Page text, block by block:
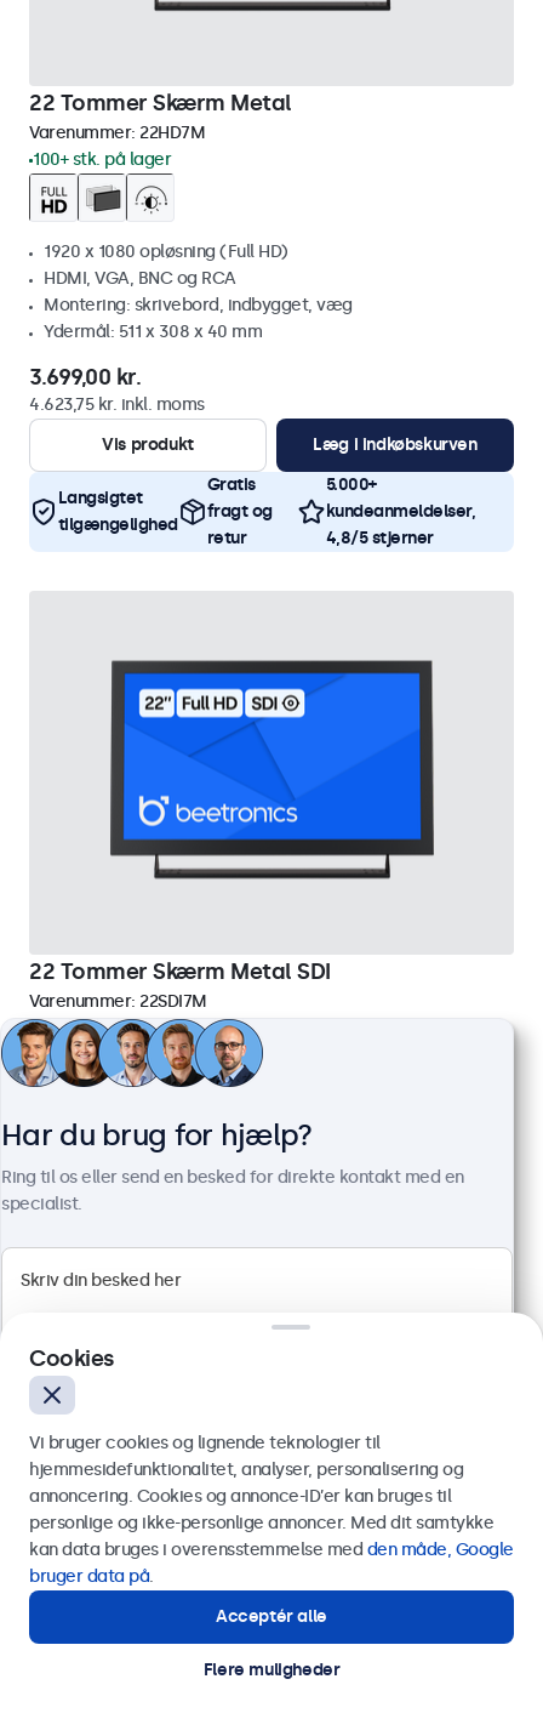
22 Tommer Skærm Metal
Varenummer: 22HD7M
100+ stk. på lager
1920 x 1080 opløsning (Full HD)
HDMI, VGA, BNC og RCA
Montering: skrivebord, indbygget, væg
Ydermål: 511 x 308 x 40 mm
3.699,00 kr.
4.623,75 kr. inkl. moms
Vis produkt
Læg i indkøbskurven
Langsigtet
tilgængelighed
Gratis
fragt og
retur
5.000+
kundeanmeldelser,
4,8/5 stjerner
22 Tommer Skærm Metal SDI
Varenummer: 22SDI7M
69 stk. på lager
1920 x 1080 opløsning (Full HD)
HDMI (indgang og udgang), SDI (2x indgang og 2x udgang)
Montering: skrivebord, indbygget, væg
Ydermål: 511 x 309 x 43 mm
6.099,00 kr.
7.623,75 kr. inkl. moms
Har du brug for hjælp?
Ring til os eller send en besked for direkte kontakt med en
specialist.
Send
Eller ring til os på
Kontakt vores specialister.
Cookies
Vi bruger cookies og lignende teknologier til
hjemmesidefunktionalitet, analyser, personalisering og
annoncering. Cookies og annonce-ID’er kan bruges til
personlige og ikke-personlige annoncer. Med dit samtykke
kan data bruges i overensstemmelse med den måde, Google
bruger data på.
Acceptér alle
Flere muligheder